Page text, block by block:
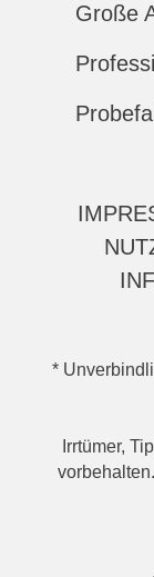
Große
*
Irrtümer,